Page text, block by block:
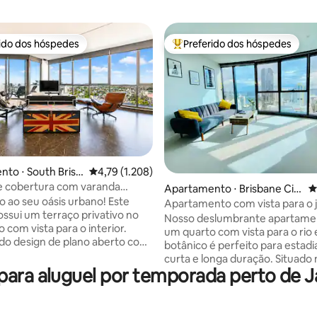
de 5, 448 avaliações
preferidos dos hóspedes
dos hóspedes
⋅ South Brisb 4,79 de uma avaliação média de 5, 1.208
4,79 (1.208)
cobertura com varanda
terraço
ao seu oásis urbano! Este
um terraço privativo no
com vista para o interior.
design de plano aberto com
de jantar, sala de estar e
dormir. Perfeito para
Entre os melhores preferidos
Preferido dos hóspedes
Apartamento ⋅ Brisbane Cit
y
Apartamento com vista para o
rio BNE CBD
Nosso deslumbrante
um quarto com vista para o rio
botânico é perfeito para
curta e longa duração. Situado
do CBD, o edifício SkyTower
fica perto de todos os lugares!
aluguel por temporada perto de